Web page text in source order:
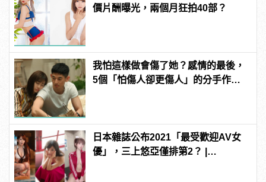
價片酬曝光，兩個月狂拍40部？
我怕這樣做會傷了她？感情的最後，
5個「怕傷人卻更傷人」的分手作為 |
日本雜誌公布2021「最受歡迎AV女
優」，三上悠亞僅排第2？ |